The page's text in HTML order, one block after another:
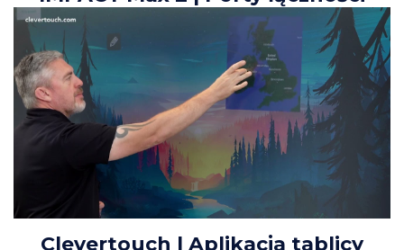
Clevertouch | Aplikacja tablicy